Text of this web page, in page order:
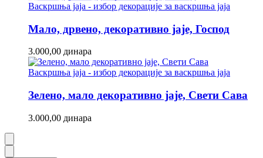
Васкршња јаја - избор декорације за васкршња јаја
Мало, дрвено, декоративно јаје, Господ
3.000,00 динара
Васкршња јаја - избор декорације за васкршња јаја
Зелено, мало декоративно јаје, Свети Сава
3.000,00 динара